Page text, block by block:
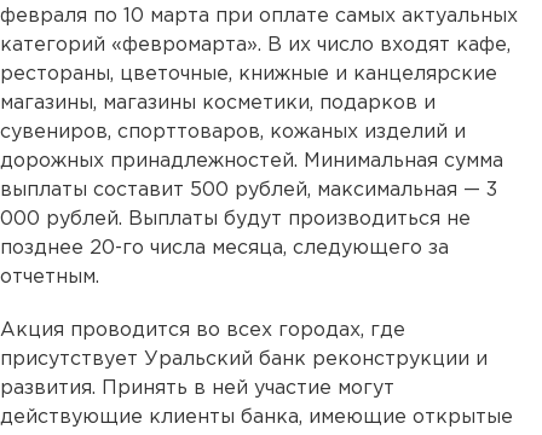
февраля по 10 марта при оплате самых актуальных
категорий «февромарта». В их число входят кафе,
рестораны, цветочные, книжные и канцелярские
магазины, магазины косметики, подарков и
сувениров, спорттоваров, кожаных изделий и
дорожных принадлежностей. Минимальная сумма
выплаты составит 500 рублей, максимальная — 3
000 рублей. Выплаты будут производиться не
позднее 20-го числа месяца, следующего за
отчетным.
Акция проводится во всех городах, где
присутствует Уральский банк реконструкции и
развития. Принять в ней участие могут
действующие клиенты банка, имеющие открытые